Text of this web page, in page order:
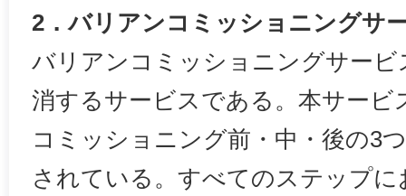
2．バリアンコミッショニングサ
バリアンコミッショニングサービ
消するサービスである。本サービ
コミッショニング前・中・後の3
されている。すべてのステップ